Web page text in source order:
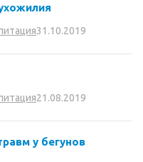
31.10.2019
21.08.2019
у бегунов